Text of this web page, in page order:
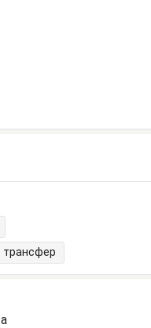
трансфер